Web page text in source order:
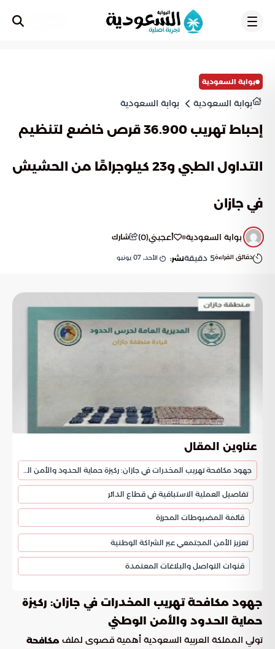
بوابة السعودية
بوابة السعودية بوابة السعودية
إحباط تهريب 36.900 قرص خاضع لتنظيم
التداول الطبي و23 كيلوجرامًا من الحشيش
في جازان
بوابة السعودية أعجبني(
0
) شارك
دقائق القراءة5 دقيقةنشر: الأحد, 07 يونيو
عناوين المقال
جهود مكافحة تهريب المخدرات في جازان: ركيزة حماية الحدود والأمن الوطني
تفاصيل العملية الاستباقية في قطاع الدائر
قائمة المضبوطات المحرزة
تعزيز الأمن المجتمعي عبر الشراكة الوطنية
قنوات التواصل والبلاغات المعتمدة
جهود مكافحة تهريب المخدرات في جازان: ركيزة
حماية الحدود والأمن الوطني
تولي المملكة العربية السعودية أهمية قصوى لملف مكافحة